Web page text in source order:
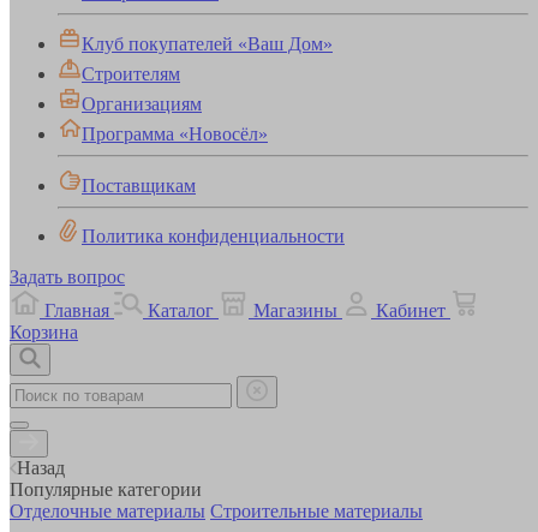
Клуб покупателей «Ваш Дом»
Строителям
Организациям
Программа «Новосёл»
Поставщикам
Политика конфиденциальности
Задать вопрос
Главная
Каталог Магазины
Кабинет
Корзина
Назад
Популярные категории
Отделочные материалы Строительные материалы